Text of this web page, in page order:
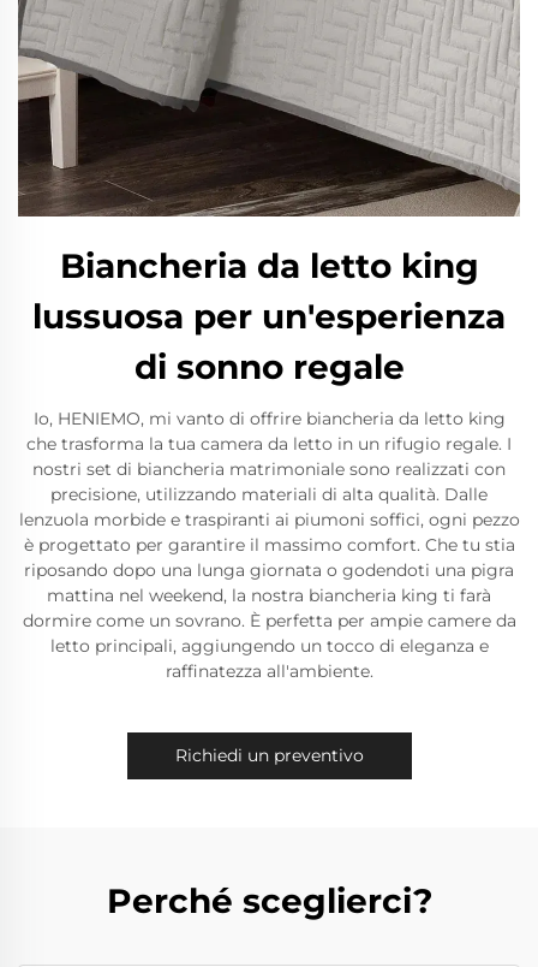
Biancheria da letto king
lussuosa per un'esperienza
di sonno regale
Io, HENIEMO, mi vanto di offrire biancheria da letto king
che trasforma la tua camera da letto in un rifugio regale. I
nostri set di biancheria matrimoniale sono realizzati con
precisione, utilizzando materiali di alta qualità. Dalle
lenzuola morbide e traspiranti ai piumoni soffici, ogni pezzo
è progettato per garantire il massimo comfort. Che tu stia
riposando dopo una lunga giornata o godendoti una pigra
mattina nel weekend, la nostra biancheria king ti farà
dormire come un sovrano. È perfetta per ampie camere da
letto principali, aggiungendo un tocco di eleganza e
raffinatezza all'ambiente.
Richiedi un preventivo
Perché sceglierci?